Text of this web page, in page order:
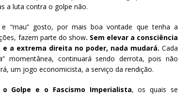
a luta contra o golpe não.
“mau” gosto, por mais boa vontade que tenha a
fazem parte do show. Sem elevar a consciência
a extrema direita no poder, nada mudará.Cada
momentânea, continuará sendo derrota, pois não
um jogo economicista, a serviço da rendição.
Golpe e o Fascismo Imperialista, os quais se